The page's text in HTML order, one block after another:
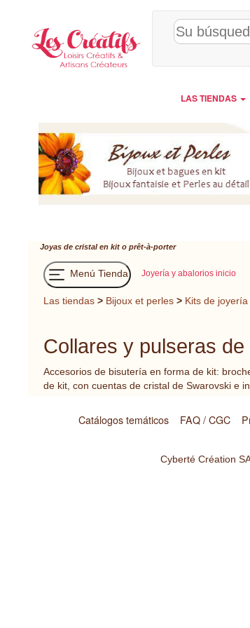
LAS TIENDAS
Joyas de cristal en kit o prêt-à-porter
Menú Tienda Joyería y abalorios inicio
Las tiendas > Bijoux et perles > Kits de joyería
Collares y pulseras
Accesorios de bisutería en forma de kit:
de kit, con cuentas de cristal de Swarovski e
Catálogos temáticos FAQ / CGC
Cyberté Création